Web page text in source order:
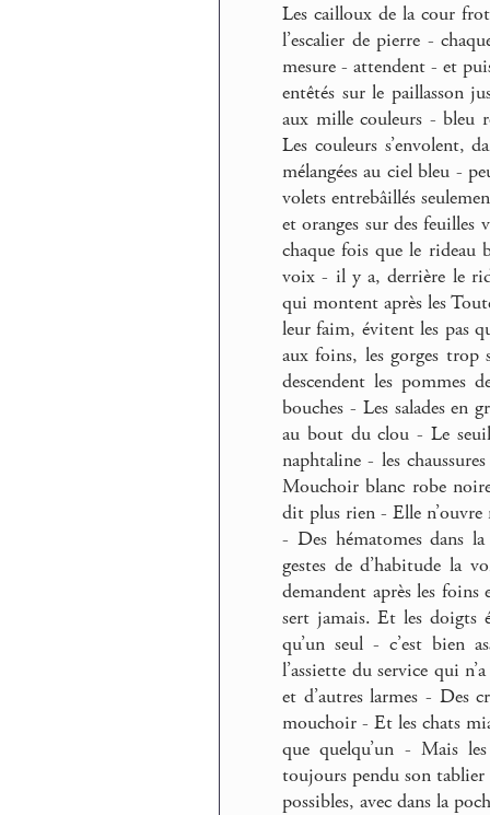
Les cailloux de la cour
l’escalier de pierre -
mesure - attendent - et
entêtés sur le paillasson
aux mille couleurs - bleu
Les couleurs s’envolent,
mélangées au ciel bleu -
volets entrebâillés
et oranges sur des
chaque fois que le rideau
voix - il y a, derrière le
qui montent après les
leur faim, évitent les pas
aux foins, les gorges trop
descendent les pommes
bouches - Les salades en
au bout du clou - Le
naphtaline - les
Mouchoir blanc robe
dit plus rien - Elle n’ouvre
- Des hématomes dans
gestes de d’habitude la
demandent après les foins
sert jamais. Et les doigts
qu’un seul - c’est bien
l’assiette du service qui
et d’autres larmes - Des
mouchoir - Et les chats
que quelqu’un - Mais
toujours pendu son
possibles, avec dans la